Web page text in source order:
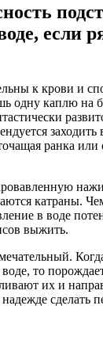
если
к крови и
одну каплю на
заходить
ранка
катраны.
в воде
выжить.
то
их и
сделать